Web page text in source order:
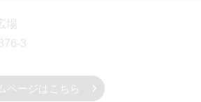
場
3
ページはこちら